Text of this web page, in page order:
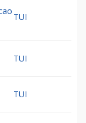
TUI
TUI
TUI